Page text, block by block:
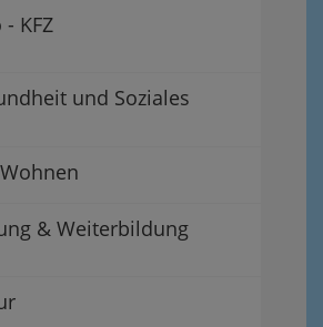
KFZ
und Soziales
& Weiterbildung